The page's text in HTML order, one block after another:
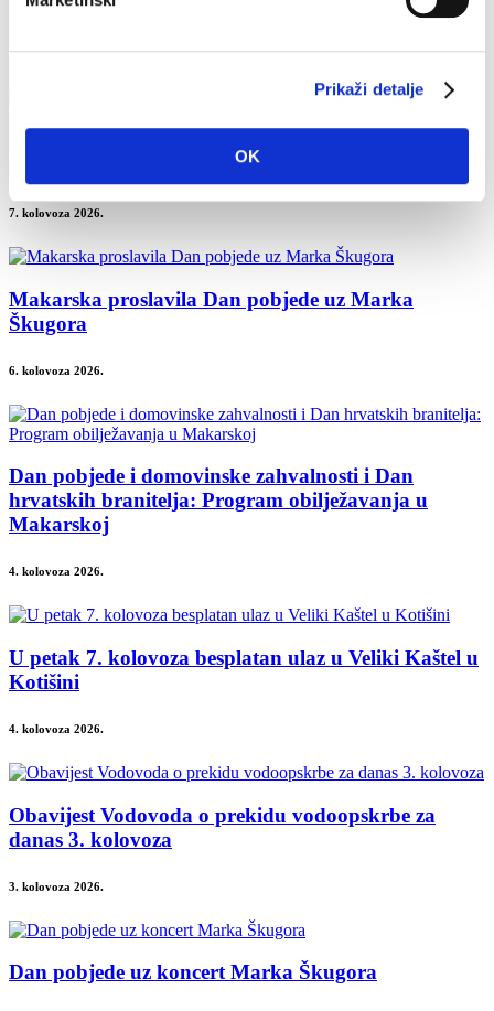
Prikaži detalje
OK
Javna ustanova Makarska razvojna agencija Mara
Zadnje vijesti
7. kolovoza 2026.
Makarska proslavila Dan pobjede uz Marka
Škugora
6. kolovoza 2026.
Dan pobjede i domovinske zahvalnosti i Dan
hrvatskih branitelja: Program obilježavanja u
Makarskoj
4. kolovoza 2026.
U petak 7. kolovoza besplatan ulaz u Veliki Kaštel u
Kotišini
4. kolovoza 2026.
Obavijest Vodovoda o prekidu vodoopskrbe za
danas 3. kolovoza
3. kolovoza 2026.
Dan pobjede uz koncert Marka Škugora